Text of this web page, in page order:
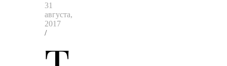
31
августа,
2017
/